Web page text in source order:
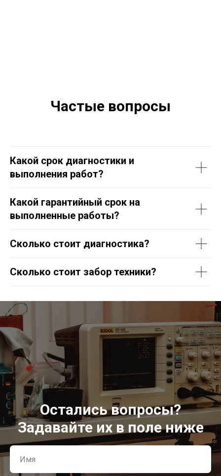
Частые вопросы
Какой срок диагностики и
выполнения работ?
Какой гарантийный срок на
выполненные работы?
Сколько стоит диагностика?
Сколько стоит забор техники?
Остались вопросы?
Задавайте их в поле ниже